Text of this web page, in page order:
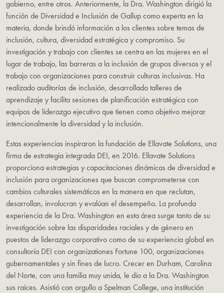
gobierno, entre otros. Anteriormente, la Dra. Washington dirigió la
función de Diversidad e Inclusión de Gallup como experta en la
materia, donde brindó información a los clientes sobre temas de
inclusión, cultura, diversidad estratégica y compromiso. Su
investigación y trabajo con clientes se centra en las mujeres en el
lugar de trabajo, las barreras a la inclusión de grupos diversos y el
trabajo con organizaciones para construir culturas inclusivas. Ha
realizado auditorías de inclusión, desarrollado talleres de
aprendizaje y facilita sesiones de planificación estratégica con
equipos de liderazgo ejecutivo que tienen como objetivo mejorar
intencionalmente la diversidad y la inclusión.
Estas experiencias inspiraron la fundación de Ellavate Solutions, una
firma de estrategia integrada DEI, en 2016. Ellavate Solutions
proporciona estrategias y capacitaciones dinámicas de diversidad e
inclusión para organizaciones que buscan comprometerse con
cambios culturales sistemáticos en la manera en que reclutan,
desarrollan, involucran y evalúan el desempeño. La profunda
experiencia de la Dra. Washington en esta área surge tanto de su
investigación sobre las disparidades raciales y de género en
puestos de liderazgo corporativo como de su experiencia global en
consultoría DEI con organizationes Fortune 100, organizaciones
gubernamentales y sin fines de lucro. Crecer en Durham, Carolina
del Norte, con una familia muy unida, le dio a la Dra. Washington
sus raíces. Asistió con orgullo a Spelman College, una institución